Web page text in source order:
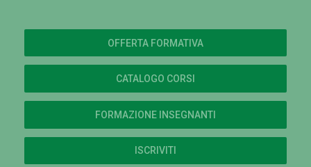
OFFERTA FORMATIVA
CATALOGO CORSI
FORMAZIONE INSEGNANTI
ISCRIVITI